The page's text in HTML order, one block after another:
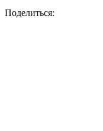
Поделиться: